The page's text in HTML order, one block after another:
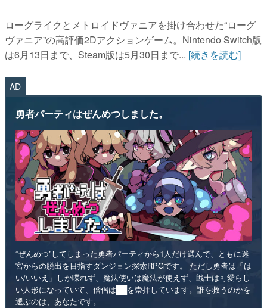
電ファミニコゲーマーとは？
ローグライクとメトロイドヴァニアを掛け合わせた“ローグ
ヴァニア”の高評価2Dアクションゲーム。Nintendo Switch版
は6月13日まで、Steam版は5月30日まで... [続きを読む]
AD
勇者パーティはぜんめつしました。
“ぜんめつ”してしまった勇者パーティから1人だけ選んで、ともに迷
宮からの脱出を目指すダンジョン探索RPGです。 ただし勇者は「は
い/いいえ」しか喋れず、魔法使いは魔法が使えず、戦士は可愛らし
い人形になっていて、僧侶は██を崇拝しています。誰を救うのかを
選ぶのは、あなたです。